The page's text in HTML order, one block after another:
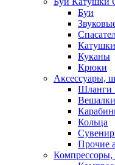
Буи
Куканы
Крюки
Аксессуары,
Шланги
Вешалки
Кольца
Прочие